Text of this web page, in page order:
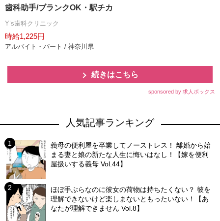
歯科助手/ブランクOK・駅チカ
Y’s歯科クリニック
時給1,225円
アルバイト・パート / 神奈川県
続きはこちら
sponsored by 求人ボックス
人気記事ランキング
義母の便利屋を卒業してノーストレス！ 離婚から始
まる妻と娘の新たな人生に悔いはなし！【嫁を便利
屋扱いする義母 Vol.44】
ほぼ手ぶらなのに彼女の荷物は持ちたくない？ 彼を
理解できないけど楽しまないともったいない！【あ
なたが理解できません Vol.8】